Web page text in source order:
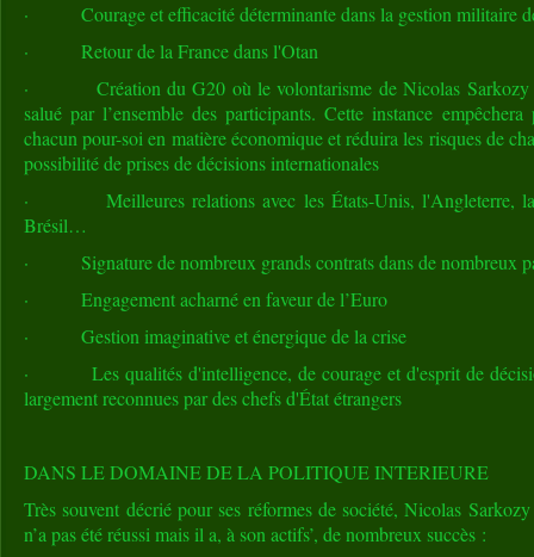
· Courage et efficacité déterminante dans la gestion militaire
· Retour de la France dans l'Otan
· Création du G20 où le volontarisme de Nicolas Sarkozy
salué par l’ensemble des participants. Cette instance
chacun pour-soi en matière économique et réduira les risques de
possibilité de prises de décisions internationales
· Meilleures relations avec les États-Unis, l'Angleterre, la
Brésil…
· Signature de nombreux grands contrats dans de nombreux
· Engagement acharné en faveur de l’Euro
· Gestion imaginative et énergique de la crise
· Les qualités d'intelligence, de courage et d'esprit de
largement reconnues par des chefs d'État étrangers
DANS LE DOMAINE DE LA POLITIQUE INTERIEURE
Très souvent décrié pour ses réformes de société, Nicolas
n’a pas été réussi mais il a, à son actifs’, de nombreux succès :